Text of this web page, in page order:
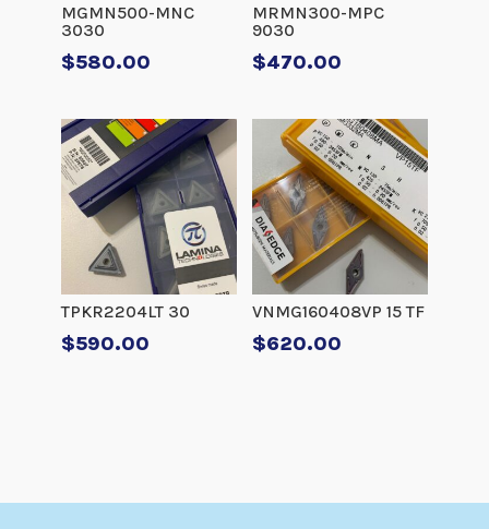
MGMN500-MNC
3030
$580.00
MRMN300-MPC
9030
$470.00
TPKR2204LT 30
$590.00
VNMG160408VP 15 TF
$620.00